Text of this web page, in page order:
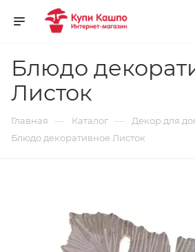
Блюдо
Листок
Главная — Каталог — Декор для
Блюдо декоративное Листок